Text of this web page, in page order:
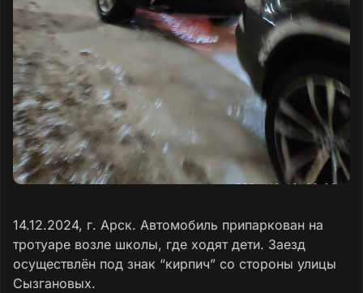
14.12.2024, г. Арск. Автомобиль припаркован на
тротуаре возле школы, где ходят дети. Заезд
осуществлён под знак “кирпич” со стороны улицы
Сызгановых.